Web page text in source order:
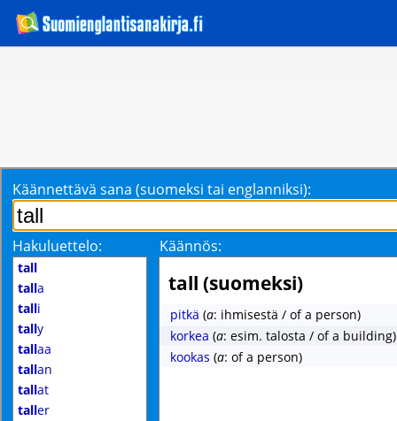
Käännettävä sana (suomeksi tai englanniksi):
Hakuluettelo: Käännös:
tall
talla
talli
tally
tallaa
tallan
tallat
taller
tall (suomeksi)
pitkä (a: ihmisestä / of a person)
korkea (a: esim. talosta / of a building)
kookas (a: of a person)